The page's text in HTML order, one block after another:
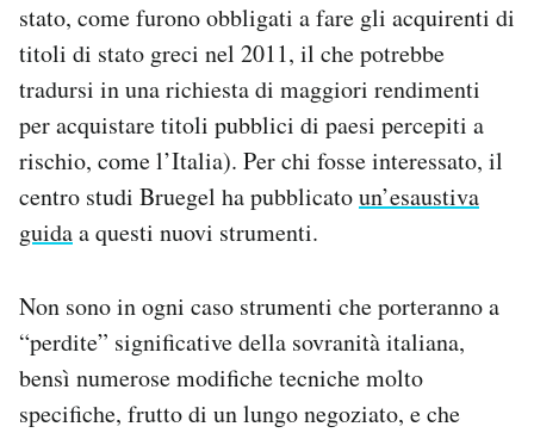
stato, come furono obbligati a fare gli acquirenti di
titoli di stato greci nel 2011, il che potrebbe
tradursi in una richiesta di maggiori rendimenti
per acquistare titoli pubblici di paesi percepiti a
rischio, come l’Italia). Per chi fosse interessato, il
centro studi Bruegel ha pubblicatoun’esaustiva
guidaa questi nuovi strumenti.
Non sono in ogni caso strumenti che porteranno a
“perdite” significative della sovranità italiana,
bensì numerose modifiche tecniche molto
specifiche, frutto di un lungo negoziato, e che